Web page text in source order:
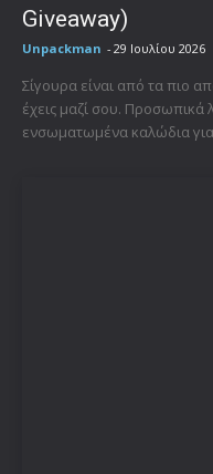
Giveaway)
Unpackman - 29 Ιουλίου 2026
Σίγουρα είναι από τα πιο
έχεις μαζί σου.
ενσωματωμένα καλώδια